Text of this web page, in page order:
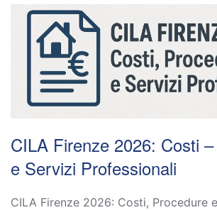
CILA Firenze 2026: Costi
e Servizi Professionali
CILA Firenze 2026: Costi, Procedure